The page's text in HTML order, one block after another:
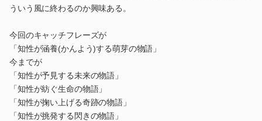
ういう風に終わるのか興味ある。
今回のキャッチフレーズが
「知性が涵養(かんよう)する萌芽の物語」
今までが
「知性が予見する未来の物語」
「知性が紡ぐ生命の物語」
「知性が掬い上げる奇跡の物語」
「知性が挑発する閃きの物語」